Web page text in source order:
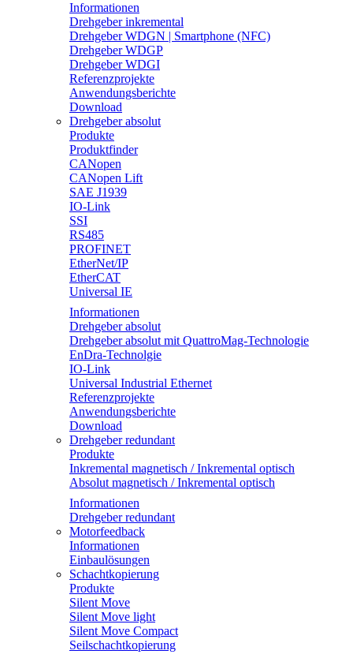
Informationen
Drehgeber inkremental
Drehgeber WDGN | Smartphone (NFC)
Drehgeber WDGP
Drehgeber WDGI
Referenzprojekte
Anwendungsberichte
Download
Drehgeber absolut
Produkte
Produktfinder
CANopen
CANopen Lift
SAE J1939
IO-Link
SSI
RS485
PROFINET
EtherNet/IP
EtherCAT
Universal IE
Informationen
Drehgeber absolut
Drehgeber absolut mit QuattroMag-Technologie
EnDra-Technolgie
IO-Link
Universal Industrial Ethernet
Referenzprojekte
Anwendungsberichte
Download
Drehgeber redundant
Produkte
Inkremental magnetisch / Inkremental optisch
Absolut magnetisch / Inkremental optisch
Informationen
Drehgeber redundant
Motorfeedback
Informationen
Einbaulösungen
Schachtkopierung
Produkte
Silent Move
Silent Move light
Silent Move Compact
Seilschachtkopierung